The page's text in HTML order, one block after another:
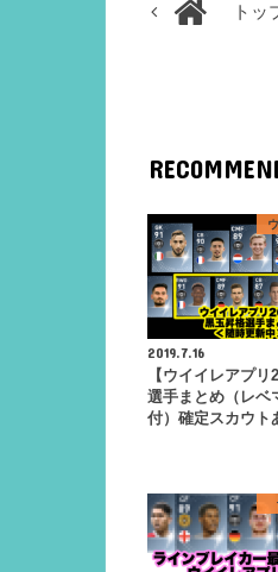
トッ
2019.7.16
【ウイイレアプリ
選手まとめ（レベ
付）確定スカウ